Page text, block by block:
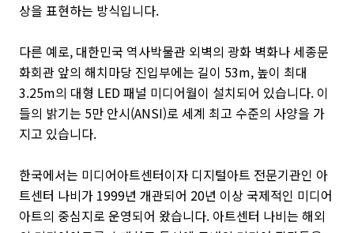
상을 표현하는 방식입니다.
다른 예로, 대한민국 역사박물관 외벽의 광화 벽화나 세종문
화회관 앞의 해치마당 진입부에는 길이 53m, 높이 최대
3.25m의 대형 LED 패널 미디어월이 설치되어 있습니다. 이
들의 밝기는 5만 안시(ANSI)로 세계 최고 수준의 사양을 가
지고 있습니다.
한국에서는 미디어아트센터이자 디지털아트 전문기관인 아
트센터 나비가 1999년 개관되어 20년 이상 국제적인 미디어
아트의 중심지로 운영되어 왔습니다. 아트센터 나비는 해외